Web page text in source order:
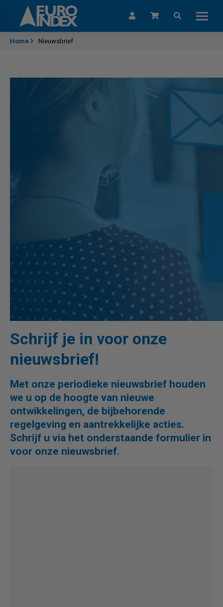
Skip to content
Home Nieuwsbrief
Schrijf je in voor onze
nieuwsbrief!
Met onze periodieke nieuwsbrief houden
we u op de hoogte van nieuwe
ontwikkelingen, de bijbehorende
regelgeving en aantrekkelijke acties.
Schrijf u via het onderstaande formulier in
voor onze nieuwsbrief.